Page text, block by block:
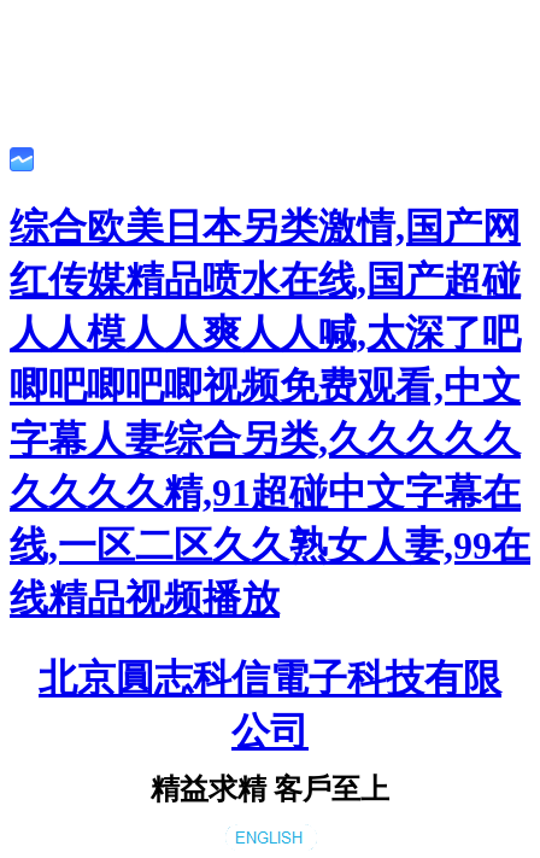
综合欧美日本另类激情,国产网
红传媒精品喷水在线,国产超碰
人人模人人爽人人喊,太深了吧
唧吧唧吧唧视频免费观看,中文
字幕人妻综合另类,久久久久久
久久久久精,91超碰中文字幕在
线,一区二区久久熟女人妻,99在
线精品视频播放
北京圓志科信電子科技有限
公司
精益求精 客戶至上